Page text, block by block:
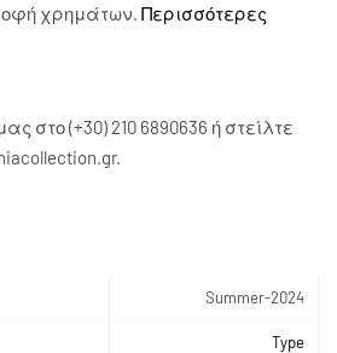
χρημάτων. Περισσότερες
στο (+30) 210 6890636 ή στείλτε
Summer-2024
Type